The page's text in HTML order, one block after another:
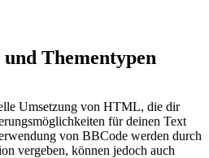
Thementypen
Umsetzung von HTML, die dir
für deinen Text
von BBCode werden durch
vergeben, können jedoch auch